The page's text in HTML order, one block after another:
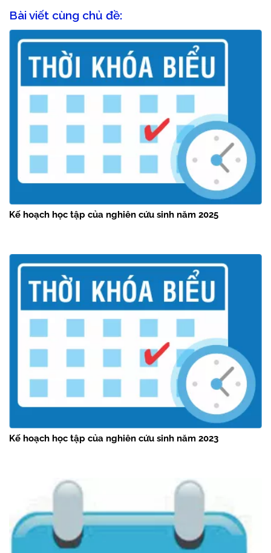
Bài viết cùng chủ đề:
Kế hoạch học tập của nghiên cứu sinh năm 2025
Kế hoạch học tập của nghiên cứu sinh năm 2023